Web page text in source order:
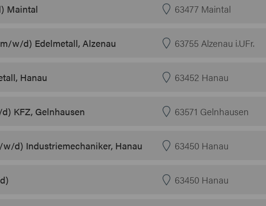
Maintal 63477 Maintal
w/d) Edelmetall, Alzenau 63755 Alzenau i.UFr.
Hanau 63452 Hanau
KFZ, Gelnhausen 63571 Gelnhausen
d) Industriemechaniker, Hanau 63450 Hanau
63450 Hanau